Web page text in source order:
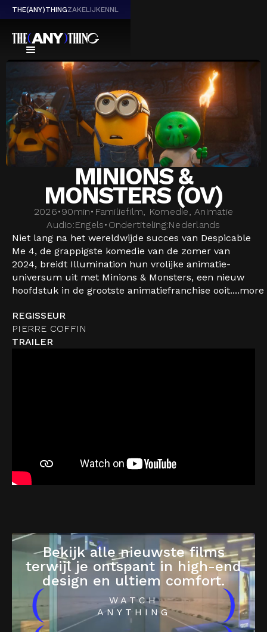
THE(ANY)THINGZAKELIJKENNL
MINIONS &
MONSTERS (OV)
2026•90min• Familiefilm, Komedie, Animatie
Audio:Engels• Ondertiteling:Nederlands
Niet lang na het wereldwijde succes van Despicable
Me 4, de grappigste komedie van de zomer van
2024, breidt Illumination hun vrolijke animatie-
universum uit met Minions & Monsters, een nieuw
hoofdstuk in de grootste animatiefranchise ooit....more
REGISSEUR
PIERRE COFFIN
TRAILER
Bekijk alle nieuwste films
terwijl je ontspant in high-end
design en ultiem comfort.
(
WATCH
ANYTHING
)